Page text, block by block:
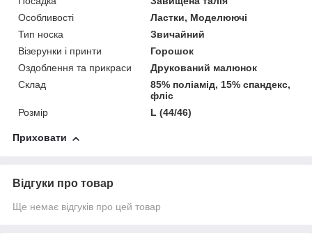
Особливості
Ластки, Моделюючі
Тип носка
Звичайний
Візерунки і принти
Горошок
Оздоблення та прикраси
Друкований малюнок
Склад
85% поліамід, 15% спандекс,
фліс
Розмір
L (44/46)
Приховати
Відгуки про товар
Ще немає відгуків про цей товар